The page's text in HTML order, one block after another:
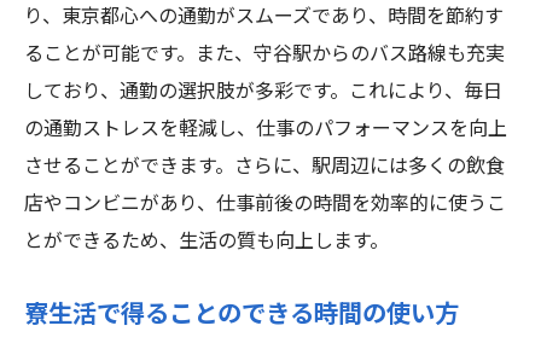
り、東京都心への通勤がスムーズであり、時間を節約す
ることが可能です。また、守谷駅からのバス路線も充実
しており、通勤の選択肢が多彩です。これにより、毎日
の通勤ストレスを軽減し、仕事のパフォーマンスを向上
させることができます。さらに、駅周辺には多くの飲食
店やコンビニがあり、仕事前後の時間を効率的に使うこ
とができるため、生活の質も向上します。
寮生活で得ることのできる時間の使い方